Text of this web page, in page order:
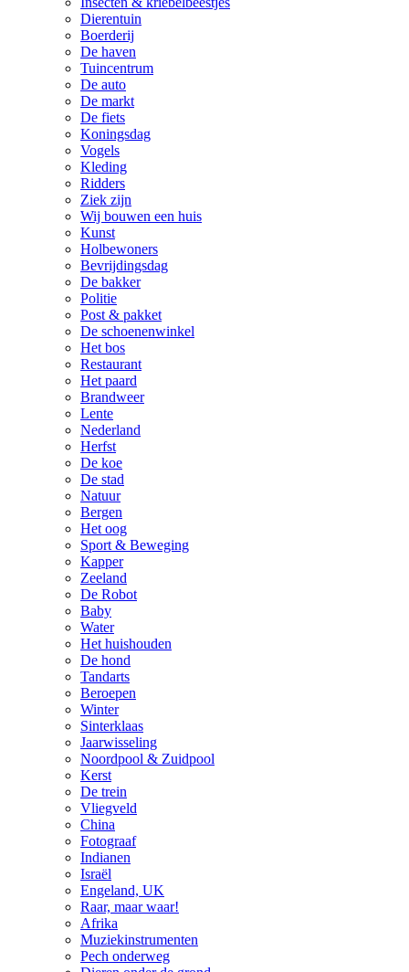
Dierentuin
Boerderij
De haven
Tuincentrum
De auto
De markt
De fiets
Koningsdag
Vogels
Kleding
Ridders
Ziek zijn
Wij bouwen een huis
Kunst
Holbewoners
Bevrijdingsdag
De bakker
Politie
Post & pakket
De schoenenwinkel
Het bos
Restaurant
Het paard
Brandweer
Lente
Nederland
Herfst
De koe
De stad
Natuur
Bergen
Het oog
Sport & Beweging
Kapper
Zeeland
De Robot
Baby
Water
Het huishouden
De hond
Tandarts
Beroepen
Winter
Sinterklaas
Jaarwisseling
Noordpool & Zuidpool
Kerst
De trein
Vliegveld
China
Fotograaf
Indianen
Israël
Engeland, UK
Raar, maar waar!
Afrika
Muziekinstrumenten
Pech onderweg